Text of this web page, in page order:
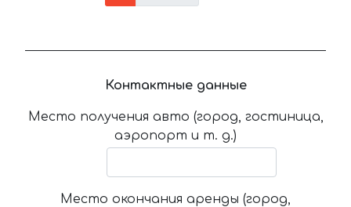
Контактные данные
Место получения авто (город, гостиница,
аэропорт и т. д.)
Место окончания аренды (город,